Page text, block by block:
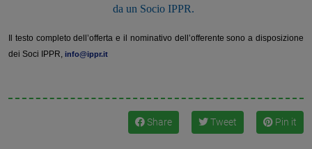
da un Socio IPPR.
Il testo completo dell’offerta e il nominativo dell’offerente sono a disposizione
dei Soci IPPR, info@ippr.it
Share Tweet Pin it